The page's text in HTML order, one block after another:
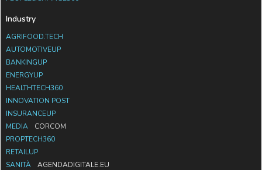
Industry
AGRIFOOD.TECH
AUTOMOTIVEUP
BANKINGUP
ENERGYUP
HEALTHTECH360
INNOVATION POST
INSURANCEUP
MEDIA
CORCOM
PROPTECH360
RETAILUP
SANITÀ
AGENDADIGITALE.EU